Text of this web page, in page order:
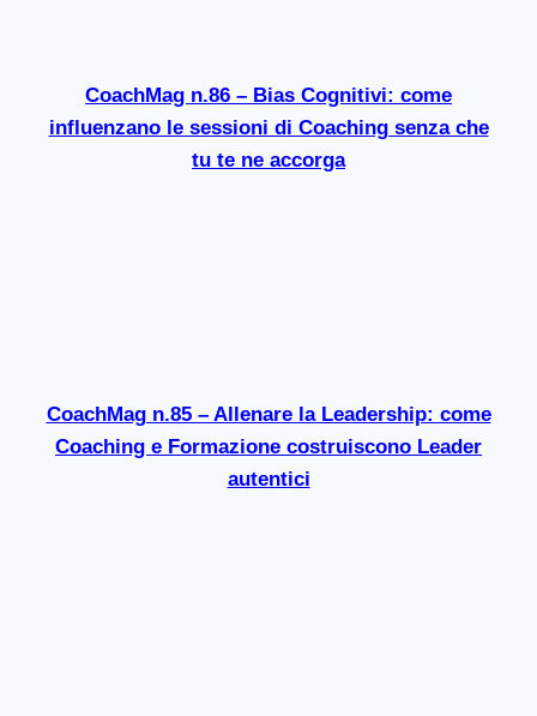
CoachMag n.86 – Bias Cognitivi: come
influenzano le sessioni di Coaching senza che
tu te ne accorga
CoachMag n.85 – Allenare la Leadership: come
Coaching e Formazione costruiscono Leader
autentici